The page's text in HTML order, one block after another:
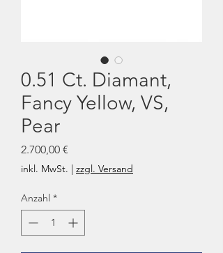
0.51 Ct. Diamant,
Fancy Yellow, VS,
Pear
2.700,00 €
inkl. MwSt. | zzgl. Versand
Anzahl *